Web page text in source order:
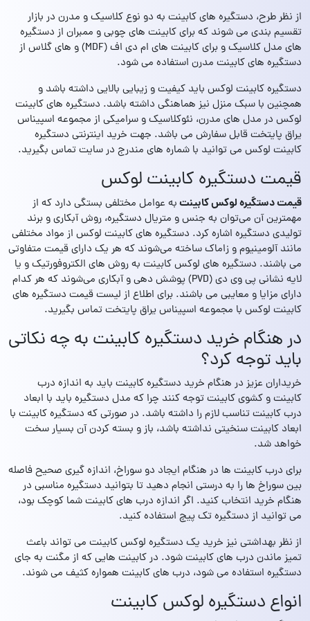
از نظر طرح، دستگیره های کابینت به دو نوع کلاسیک و مدرن در بازار
تقسیم بندی می شوند که برای کابینت های چوبی و ممبران از دستگیره
های مدل‌ کلاسیک و برای کابینت‌ های ام دی اف (MDF) و های گلاس از
دستگیره های کابینت مدرن استفاده می شود.
دستگیره کابینت لوکس باید کیفیت و زیبایی بالایی داشته باشد و
همچنین با سبک منزل نیز هماهنگی داشته باشد. دستگیره های کابینت
لوکس در مدل های مدرن، نئوکلاسیک و سرامیکی از مجموعه اسپیناس
یراق پایتخت قابل سفارش می باشد. جهت خرید اینترنتی دستگیره
کابینت لوکس می توانید با شماره های مندرج در سایت تماس بگیرید.
قیمت دستگیره کابینت لوکس
قیمت دستگیره لوکس کابینتبه عوامل مختلفی بستگی دارد که از
مهمترین آن می‌توان به جنس و متریال دستگیره، روش آبکاری و برند
تولیدی دستگیره اشاره کرد. دستگیره های کابینت لوکس از مواد مختلفی
مانند آلومینیوم و زاماک ساخته می‌شوند که هر یک دارای قیمت متفاوتی
می باشند. دستگیره های لوکس کابینت به روش های الکتروفورتیک و یا
لایه نشانی پی وی دی (PVD) پوشش دهی و آبکاری می‌شوند که هر کدام
دارای مزایا و معایبی می باشند. برای اطلاع از لیست قیمت دستگیره های
کابینت لوکس با مجموعه اسپیناس یراق پایتخت تماس بگیرید.
در هنگام خرید دستگیره کابینت به چه نکاتی
باید توجه کرد؟
خریداران عزیز در هنگام خرید دستگیره کابینت باید به اندازه درب
کابینت و کشوی کابینت توجه کنند چرا که مدل دستگیره باید با ابعاد
درب کابینت تناسب لازم را داشته باشد. در صورتی که دستگیره کابینت با
ابعاد کابینت سنخیتی نداشته باشد، باز و بسته کردن آن بسیار سخت
خواهد شد.
برای درب کابینت ها در هنگام ایجاد دو سوراخ، اندازه گیری صحیح فاصله
بین سوراخ ها را به درستی انجام دهید تا بتوانید دستگیره مناسبی در
هنگام خرید انتخاب کنید. اگر اندازه درب های کابینت شما کوچک بود،
می توانید از دستگیره تک پیچ استفاده کنید.
از نظر بهداشتی نیز خرید یک دستگیره لوکس کابینت می تواند باعث
تمیز ماندن درب های کابینت شود. در کابینت هایی که از مگنت به جای
دستگیره استفاده می شود، درب های کابینت همواره کثیف می شوند.
انواع دستگیره لوکس کابینت